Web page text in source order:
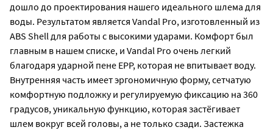
дошло до проектирования нашего идеального шлема для
воды. Результатом является Vandal Pro, изготовленный из
ABS Shell для работы с высокими ударами. Комфорт был
главным в нашем списке, и Vandal Pro очень легкий
благодаря ударной пене EPP, которая не впитывает воду.
Внутренняя часть имеет эргономичную форму, сетчатую
комфортную подложку и регулируемую фиксацию на 360
градусов, уникальную функцию, которая застёгивает
шлем вокруг всей головы, а не только сзади. Застежка